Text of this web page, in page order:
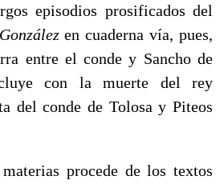
episodios prosificados del
en cuaderna vía, pues,
en­tre el conde y Sancho de
con la muerte del rey
del conde de Tolosa y Piteos
procede de los textos